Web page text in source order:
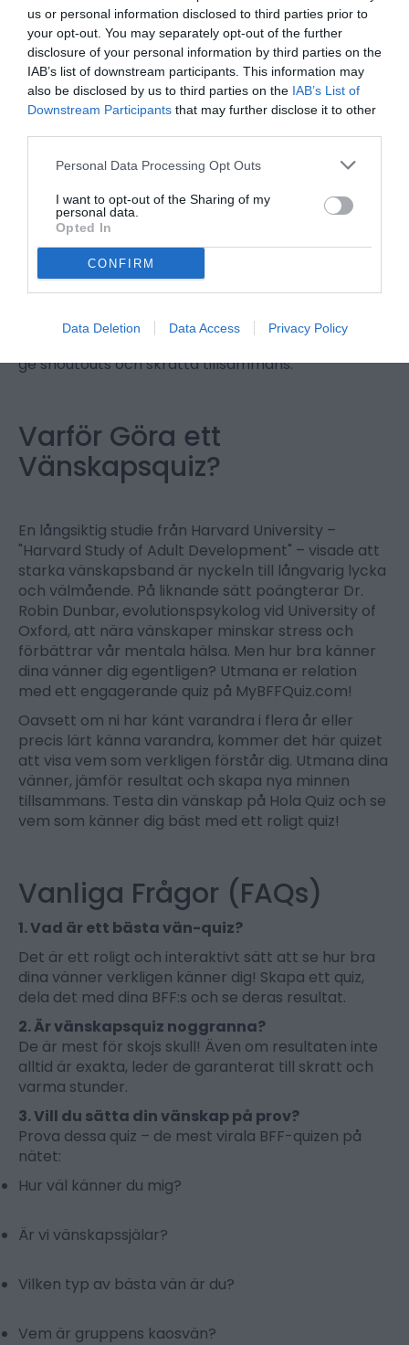
us or personal information disclosed to third parties prior to
your opt-out. You may separately opt-out of the further
disclosure of your personal information by third parties on the
IAB’s list of downstream participants. This information may
also be disclosed by us to third parties on the IAB’s List of
Downstream Participants that may further disclose it to other
Personal Data Processing Opt Outs
I want to opt-out of the Sharing of my
personal data.
Opted In
CONFIRM
Data Deletion Data Access Privacy Policy
Letar du efter riktigt bra frågor till ett
vänskapsquiz eller vill du veta hur man testar
sin vänskap? Välj en bra quizplattform online.
Lägg till BFF-frågor som lockar fram skratt,
överraskande svar och interna skämt! Vill du
överraskningar.
Dela ditt quiz överallt
Din vänskap förtjänar att stå i rampljuset! Publicera
din BFF-quizlänk i Instagram Stories, TikTok,
Facebook, WhatsApp, Twitter, Snapchat, YouTube
Shorts, Pinterest och Reddit. Låt hela gänget ta sig
an utmaningen – riktiga vänner ställer alltid upp!
Fira resultaten tillsammans
ge shoutouts och skratta tillsammans.
Varför Göra ett
Vänskapsquiz?
En långsiktig studie från Harvard University –
"Harvard Study of Adult Development" – visade att
starka vänskapsband är nyckeln till långvarig lycka
och välmående. På liknande sätt poängterar Dr.
Robin Dunbar, evolutionspsykolog vid University of
Oxford, att nära vänskaper minskar stress och
förbättrar vår mentala hälsa. Men hur bra känner
dina vänner dig egentligen? Utmana er relation
med ett engagerande quiz på MyBFFQuiz.com!
Oavsett om ni har känt varandra i flera år eller
precis lärt känna varandra, kommer det här quizet
att visa vem som verkligen förstår dig. Utmana dina
vänner, jämför resultat och skapa nya minnen
tillsammans. Testa din vänskap på Hola Quiz och se
vem som känner dig bäst med ett roligt quiz!
Vanliga Frågor (FAQs)
1. Vad är ett bästa vän-quiz?
Det är ett roligt och interaktivt sätt att se hur bra
dina vänner verkligen känner dig! Skapa ett quiz,
dela det med dina BFF:s och se deras resultat.
2. Är vänskapsquiz noggranna?
De är mest för skojs skull! Även om resultaten inte
alltid är exakta, leder de garanterat till skratt och
varma stunder.
3. Vill du sätta din vänskap på prov?
Prova dessa quiz – de mest virala BFF-quizen på
nätet:
Hur väl känner du mig?
Är vi vänskapssjälar?
Vilken typ av bästa vän är du?
Vem är gruppens kaosvän?